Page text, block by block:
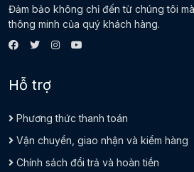
Đảm bảo không chỉ đến từ chúng tôi
thông minh của quý khách hàng.
Hỗ trợ
Phương thức thanh toán
Vận chuyển, giao nhận và kiểm hàng
Chính sách đổi trả và hoàn tiền